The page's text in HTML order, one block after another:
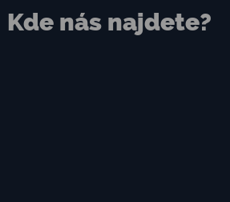
Kde nás najdete?